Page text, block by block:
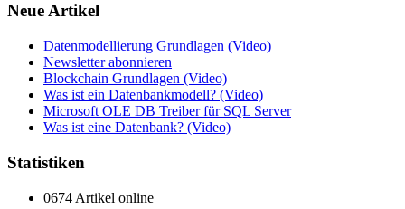
Neue Artikel
Datenmodellierung Grundlagen (Video)
Newsletter abonnieren
Blockchain Grundlagen (Video)
Was ist ein Datenbankmodell? (Video)
Microsoft OLE DB Treiber für SQL Server
Was ist eine Datenbank? (Video)
Statistiken
0674 Artikel online